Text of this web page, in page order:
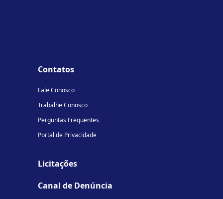
Contatos
Fale Conosco
Trabalhe Conosco
Perguntas Frequentes
Portal de Privacidade
Licitações
Canal de Denúncia